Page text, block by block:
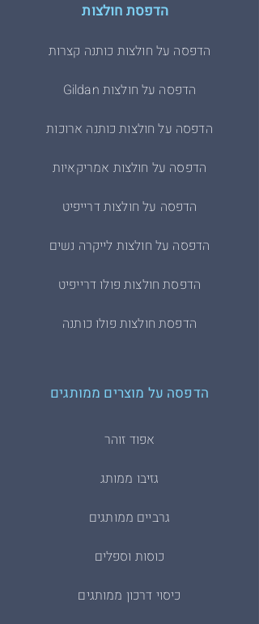
הדפסת חולצות
הדפסה על מוצרים ממותגים
הדפסה על חולצות כותנה קצרות
הדפסה על חולצות Gildan
הדפסה על חולצות כותנה ארוכות
הדפסה על חולצות אמריקאיות
הדפסה על חולצות דרייפיט
הדפסה על חולצות לייקרה נשים
הדפסת חולצות פולו דרייפיט
הדפסת חולצות פולו כותנה
אפוד זוהר
גזיבו ממותג
גרביים ממותגים
כוסות וספלים
כיסוי דרכון ממותגים